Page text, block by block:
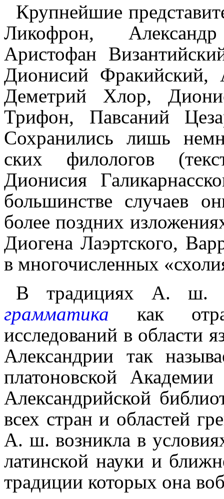
Крупнейшие
Ликофрон,
Аристофан
Дионисий Фракийский,
Деметрий Хлор,
Трифон, Павсаний
Сохранились лишь
ских филологов
Дионисия
большинстве случаев
более поздних
Диогена Лаэртского,
в много­чис­лен­ных
В традициях А. ш.
грамматика как
исследований в области
Александрии так
платоновской
Александрийской
всех стран и областей
А. ш. возникла в
латинской науки и
традиции которых она